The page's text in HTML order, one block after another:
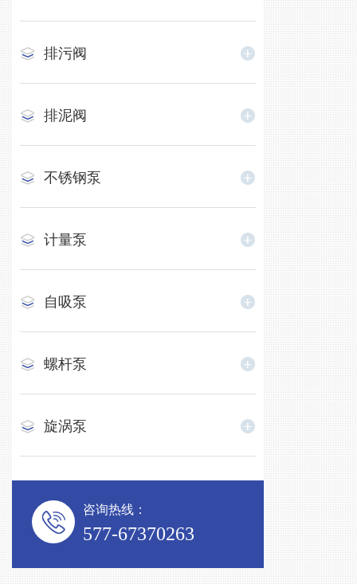
排污阀
排泥阀
不锈钢泵
计量泵
自吸泵
螺杆泵
旋涡泵
咨询热线：
577-67370263